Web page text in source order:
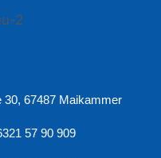
30, 67487 Maikammer
57 90 909